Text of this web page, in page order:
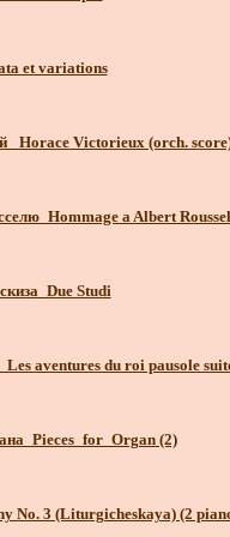
et variations
Horace Victorieux (orch.
a Albert
Studi
aventures du roi pausole
(2)
No. 3 (Liturgicheskaya) (2